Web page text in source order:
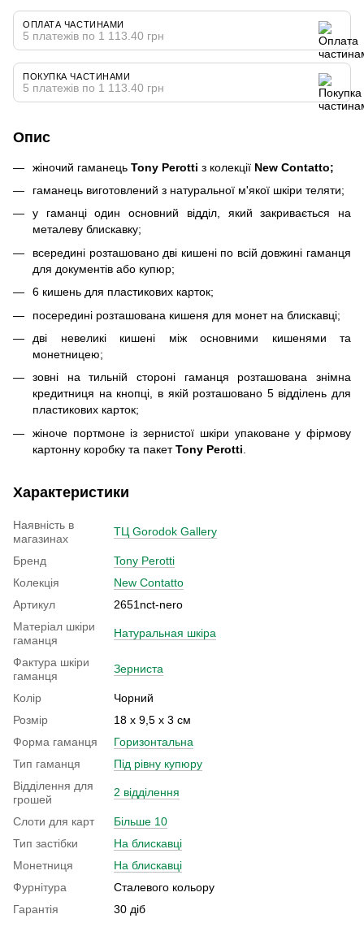
ОПЛАТА ЧАСТИНАМИ
5 платежів по 1 113.40 грн
ПОКУПКА ЧАСТИНАМИ
5 платежів по 1 113.40 грн
Опис
жіночий гаманець Tony Perotti з колекції New Contatto;
гаманець виготовлений з натуральної м'якої шкіри теляти;
у гаманці один основний відділ, який закривається на
металеву блискавку;
всередині розташовано дві кишені по всій довжині гаманця
для документів або купюр;
6 кишень для пластикових карток;
посередині розташована кишеня для монет на блискавці;
дві невеликі кишені між основними кишенями та
монетницею;
зовні на тильній стороні гаманця розташована знімна
кредитниця на кнопці, в якій розташовано 5 відділень для
пластикових карток;
жіноче портмоне із зернистої шкіри упаковане у фірмову
картонну коробку та пакетTony Perotti
Характеристики
Наявність в
магазинах
ТЦ Gorodok Gallery
Бренд
Tony Perotti
Колекція
New Contatto
Артикул
2651nct-nero
Матеріал шкіри
гаманця
Натуральная шкіра
Фактура шкіри
гаманця
Зерниста
Колір
Чорний
Розмір
18 х 9,5 х 3 см
Форма гаманця
Горизонтальна
Тип гаманця
Під рівну купюру
Відділення для
грошей
2 відділення
Слоти для карт
Більше 10
Тип застібки
На блискавці
Монетниця
На блискавці
Фурнітура
Сталевого кольору
Гарантія
30 діб